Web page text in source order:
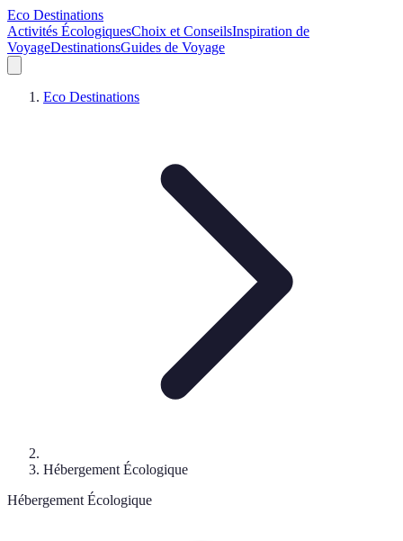
Eco Destinations
Activités ÉcologiquesChoix et ConseilsInspiration de
VoyageDestinationsGuides de Voyage
Eco Destinations
Hébergement Écologique
Hébergement Écologique